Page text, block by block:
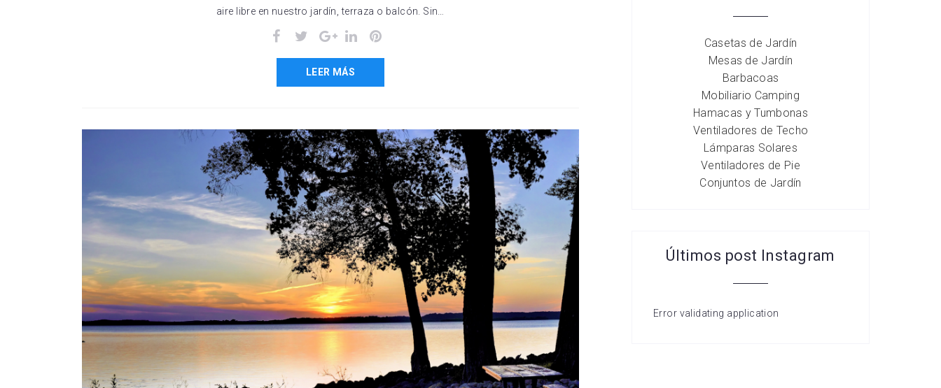
aire libre en nuestro jardín, terraza o balcón. Sin…
FacebookTwitter Google+ LinkedIn
LEER MÁS
Casetas de Jardín
Mesas de Jardín
Barbacoas
Mobiliario Camping
Hamacas y Tumbonas
Ventiladores de Techo
Lámparas Solares
Ventiladores de Pie
Conjuntos de Jardín
Últimos post Instagram
Error validating application